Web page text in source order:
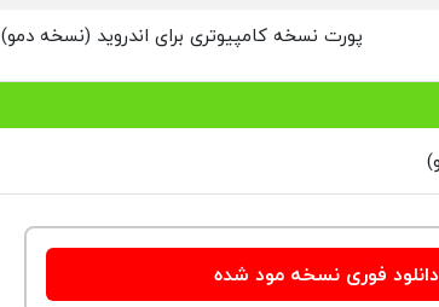
پورت نسخه کامپیوتری برای اندروید (نسخه دمو)
دانلود فوری نسخه مود شده